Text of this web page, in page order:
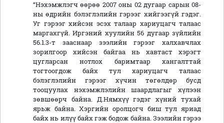
“Нэхэмжлэгч өөрөө 2007 оны 02 дугаар сарын 08-
ны өдрийн бэлэглэлийн гэрээг хийгээгүй гэдэг.
Уг гэрээг хийсэн эсэх талаар хариуцагч талаас
маргахгүй. Иргэний хуулийн 56 дугаар зүйлийн
56.1.3-т зааснаар зээлийн гэрээг халхавчлах
зорилгоор хийсэн байгаа нь хавтаст хэрэгт
цугларсан нотлох баримтаар хангалттай
тогтоогдож байх тул хариуцагч талаас
бэлэглэлийн гэрээг хүчин төгөлдөр бусд
тооцуулах нэхэмжлэлийн шаардлагыг хүлээн
зөвшөөрч байна. Д.Нямхүү гэдэг хүний тухай
ярьж байна. Хэргийн оролцогч биш тул яриад
байх нь илүү байх гэж бодож байна. Зээлийн гэрээ